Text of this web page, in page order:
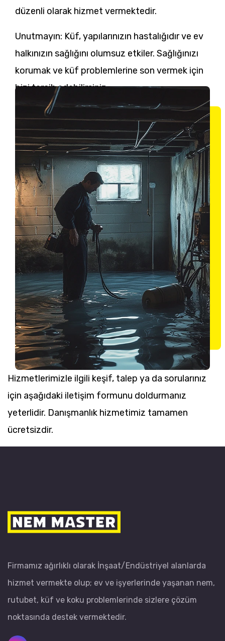
düzenli olarak hizmet vermektedir.
Unutmayın: Küf, yapılarınızın hastalığıdır ve ev
halkınızın sağlığını olumsuz etkiler. Sağlığınızı
korumak ve küf problemlerine son vermek için
bizi tercih edebilirsiniz.
Hizmetlerimizle ilgili keşif, talep ya da sorularınız
için aşağıdaki iletişim formunu doldurmanız
yeterlidir. Danışmanlık hizmetimiz tamamen
ücretsizdir.
Firmamız ağırlıklı olarak İnşaat/Endüstriyel alanlarda
hizmet vermekte olup; ev ve işyerlerinde yaşanan nem,
rutubet, küf ve koku problemlerinde sizlere çözüm
noktasında destek vermektedir.